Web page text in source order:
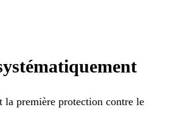
première protection contre le